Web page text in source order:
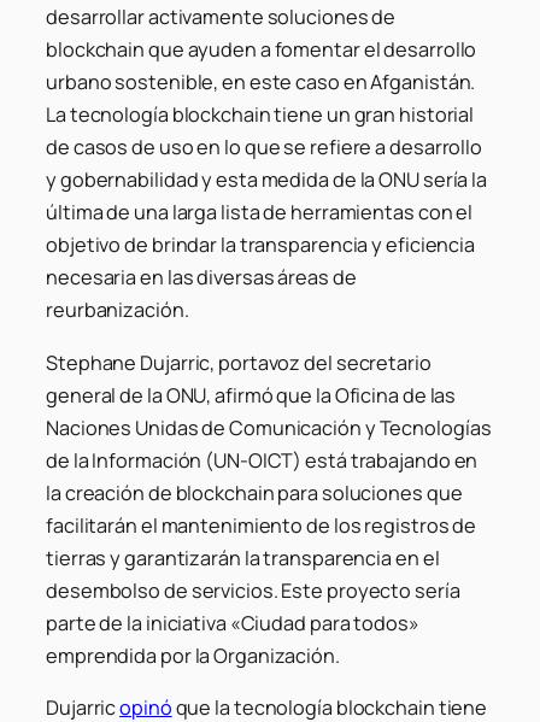
desarrollar activamente soluciones de
blockchain que ayuden a fomentar el desarrollo
urbano sostenible, en este caso en Afganistán.
La tecnología blockchain tiene un gran historial
de casos de uso en lo que se refiere a desarrollo
y gobernabilidad y esta medida de la ONU sería la
última de una larga lista de herramientas con el
objetivo de brindar la transparencia y eficiencia
necesaria en las diversas áreas de
reurbanización.
Stephane Dujarric, portavoz del secretario
general de la ONU, afirmó que la Oficina de las
Naciones Unidas de Comunicación y Tecnologías
de la Información (UN-OICT) está trabajando en
la creación de blockchain para soluciones que
facilitarán el mantenimiento de los registros de
tierras y garantizarán la transparencia en el
desembolso de servicios. Este proyecto sería
parte de la iniciativa «Ciudad para todos»
emprendida por la Organización.
Dujarricopinóque la tecnología blockchain tiene